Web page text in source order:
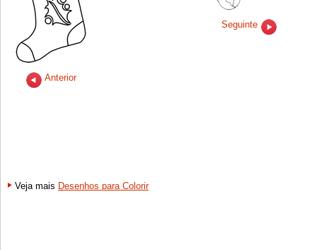
Anterior
Seguinte
Veja mais Desenhos para Colorir